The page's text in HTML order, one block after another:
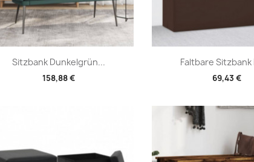
Sitzbank Dunkelgrün...
158,88 €
Vorschau Faltbare Sitzbank
69,43 €
